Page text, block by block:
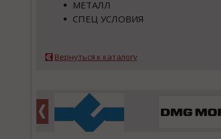
МЕТАЛЛ
СПЕЦ УСЛОВИЯ
Вернуться к каталогу